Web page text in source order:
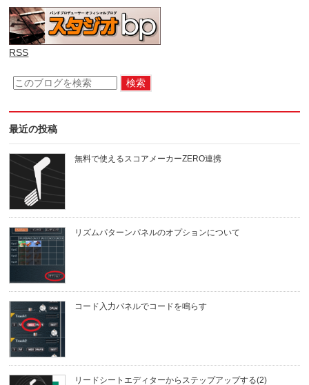
RSS
最近の投稿
無料で使えるスコアメーカーZERO連携
リズムパターンパネルのオプションについて
コード入力パネルでコードを鳴らす
リードシートエディターからステップアップする(2)